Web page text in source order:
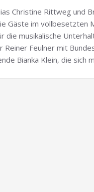
Christine Rittweg und
Gäste im vollbesetzten
die musikalische
Feulner mit
Bianka Klein, die sich